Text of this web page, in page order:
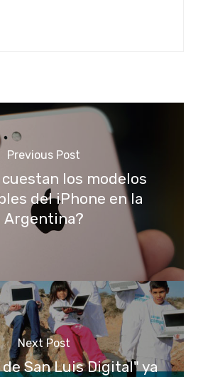
Previous Post
cuestan los modelos
del iPhone en la
Argentina?
Next Post
San Luis Digital" ya